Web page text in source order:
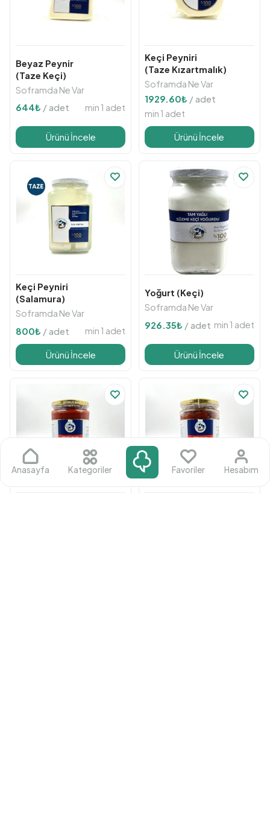
Beyaz Peynir
(Taze Keçi)
Soframda Ne Var
644₺/ adet min 1 adet
Ürünü İncele
Keçi Peyniri
(Taze Kızartmalık)
Soframda Ne Var
1929.60₺/ adet
min 1 adet
Ürünü İncele
Keçi Peyniri
(Salamura)
Soframda Ne Var
800₺/ adet min 1 adet
Ürünü İncele
Yoğurt (Keçi)
Soframda Ne Var
926.35₺/ adet min 1 adet
Ürünü İncele
Anasayfa Kategoriler Favoriler Hesabım